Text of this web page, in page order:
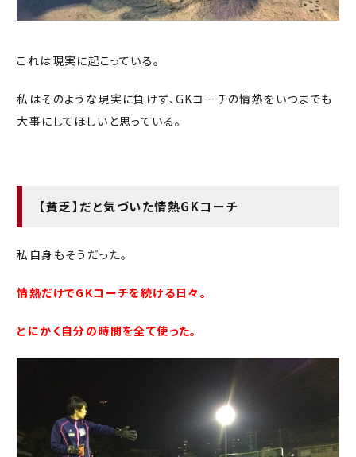
これは現実に起こっている。
私はそのような現実に負けず、GKコーチの情熱をいつまでも
大事にしてほしいと思っている。
【貧乏】だと気づいた情熱GKコーチ
私自身もそうだった。
情熱だけでGKコーチを続ける日々。
とにかく自分の時間を全て使った。